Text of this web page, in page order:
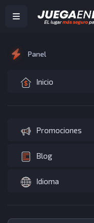
Panel
Inicio
Promociones
Blog
Idioma